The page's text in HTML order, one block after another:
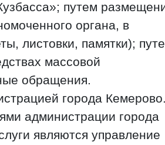
путем
органа, в
листовки, памятки);
массовой
обращения.
города Кемерово.
администрации города
являются управление